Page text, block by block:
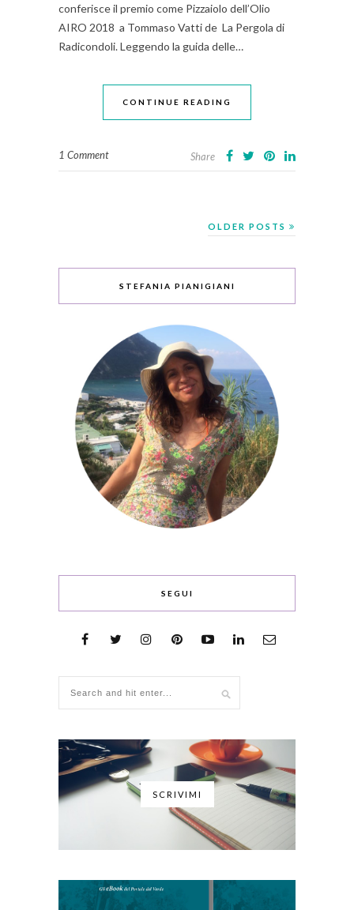
conferisce il premio come Pizzaiolo dell’Olio
AIRO 2018 a Tommaso Vatti de La Pergola di
Radicondoli. Leggendo la guida delle…
CONTINUE READING
1 Comment Share
OLDER POSTS
STEFANIA PIANIGIANI
SEGUI
SCRIVIMI